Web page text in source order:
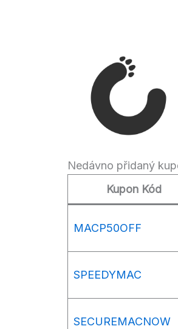
Nedávno přidaný
Kupon Kód
MACP50OFF
SPEEDYMAC
SECUREMACNOW